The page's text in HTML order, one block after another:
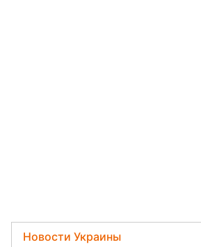
Новости Украины